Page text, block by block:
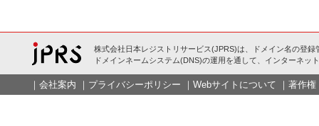
株式会社日本レジストリサービス(JPRS)は、ドメイン名の登録
ドメインネームシステム(DNS)の運用を通して、インターネッ
｜ 会社案内 ｜ プライバシーポリシー ｜ Webサイトについて ｜ 著作権